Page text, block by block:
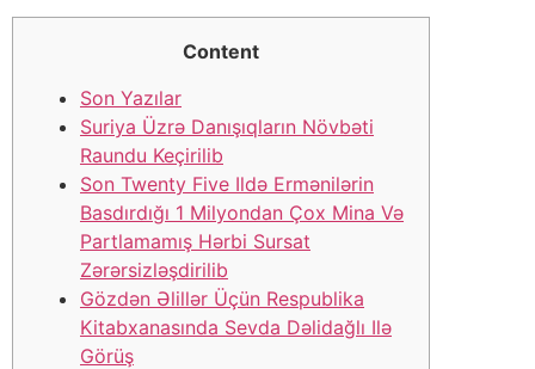
Content
Son Yazılar
Suriya Üzrə Danışıqların Növbəti
Raundu Keçirilib
Son Twenty Five Ildə Ermənilərin
Basdırdığı 1 Milyondan Çox Mina Və
Partlamamış Hərbi Sursat
Zərərsizləşdirilib
Gözdən Əlillər Üçün Respublika
Kitabxanasında Sevda Dəlidağlı Ilə
Görüş